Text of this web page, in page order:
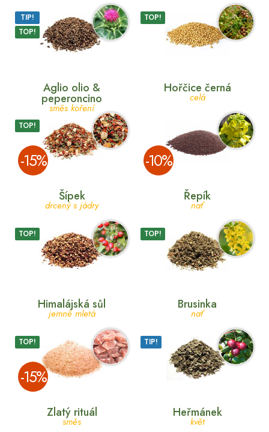
TIP!
TOP!
TOP!
Aglio olio &
peperoncino
směs koření
TOP!
­-15%
Hořčice černá
celá
­-10%
Šípek
drcený s jádry
TOP!
Řepík
nať
TOP!
Himalájská sůl
jemně mletá
TOP!
­-15%
Brusinka
nať
TIP!
Zlatý rituál
směs
Heřmánek
květ